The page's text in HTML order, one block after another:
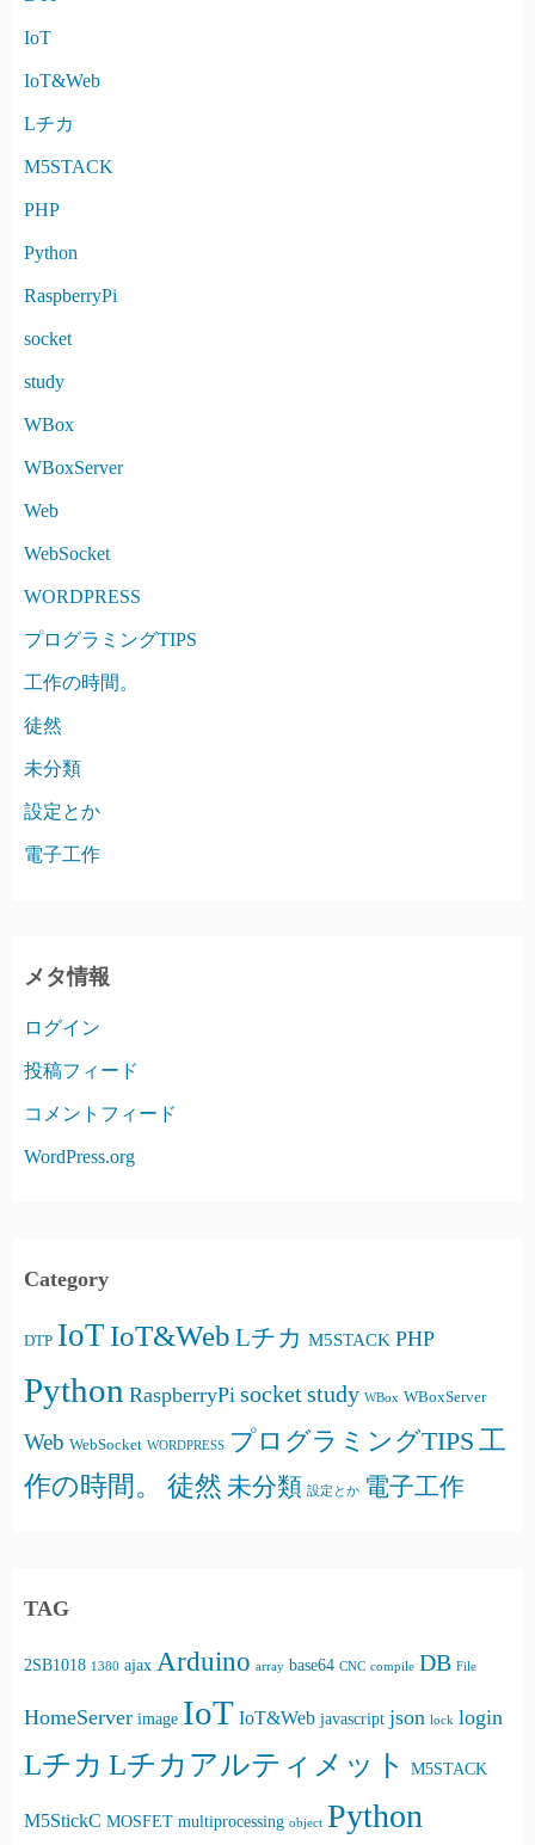
IoT
IoT&Web
Lチカ
M5STACK
PHP
Python
RaspberryPi
socket
study
WBox
WBoxServer
Web
WebSocket
WORDPRESS
プログラミングTIPS
工作の時間。
徒然
未分類
設定とか
電子工作
メタ情報
ログイン
投稿フィード
コメントフィード
WordPress.org
Category
DTP IoT IoT&Web Lチカ M5STACK PHP
Python RaspberryPi socketstudy WBox WBoxServer
Web WebSocket WORDPRESS プログラミングTIPS 工
作の時間。
徒然 未分類 設定とか 電子工作
TAG
2SB1018 1380 ajax Arduino array base64 CNC compile DB File
HomeServer image IoT IoT&Web javascript json lock login
Lチカ Lチカアルティメット M5STACK
M5StickC MOSFET multiprocessing object Python